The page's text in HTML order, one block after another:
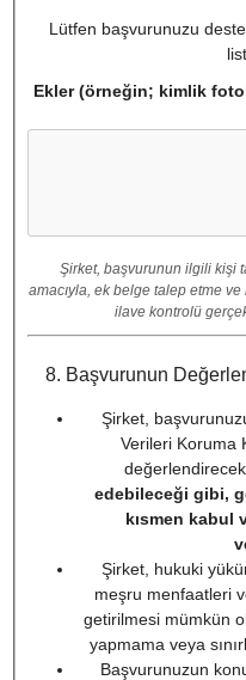
Lütfen başvurunuzu
Ekler (örneğin; kimlik
Şirket, başvurunun ilgili kişi
amacıyla, ek belge talep etme
ilave kontrolü
8. Başvurunun
Şirket,
Verileri Koruma
edebileceği gibi,
kısmen kabul
Şirket, hukuki
meşru menfaatleri
getirilmesi mümkün
yapmama veya
Başvurunuzun